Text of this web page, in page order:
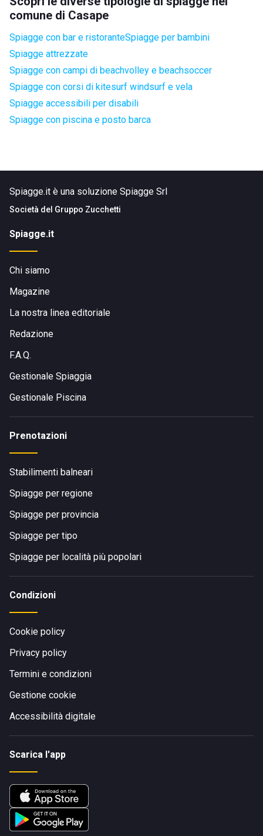
comune di Casape
Spiagge con bar e ristoranteSpiagge per bambini
Spiagge attrezzate
Spiagge con campi di beachvolley e beachsoccer
Spiagge con corsi di kitesurf windsurf e vela
Spiagge accessibili per disabili
Spiagge con piscina e posto barca
Spiagge.it è una soluzione Spiagge Srl
Società del Gruppo Zucchetti
Spiagge.it
Chi siamo
Magazine
La nostra linea editoriale
Redazione
F.A.Q.
Gestionale Spiaggia
Gestionale Piscina
Prenotazioni
Stabilimenti balneari
Spiagge per regione
Spiagge per provincia
Spiagge per tipo
Spiagge per località più popolari
Condizioni
Cookie policy
Privacy policy
Termini e condizioni
Gestione cookie
Accessibilità digitale
Scarica l'app